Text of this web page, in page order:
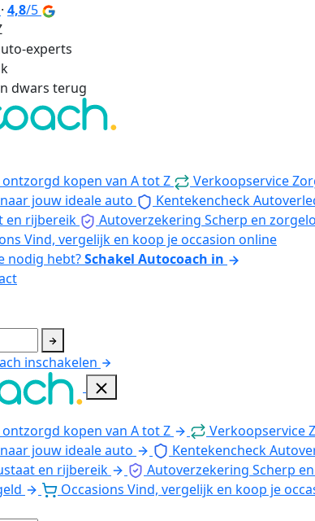
· 4,8/5
experts
dwars terug
kopen van A tot Z Verkoopservice
jouw ideale auto Kentekencheck
en rijbereik Autoverzekering Scherp en
Vind, vergelijk en koop je occasion online
nodig hebt?Schakel Autocoach in
inschakelen
kopen van A tot Z Verkoopservice
jouw ideale auto Kentekencheck
en rijbereik Autoverzekering Scherp
Occasions Vind, vergelijk en koop je